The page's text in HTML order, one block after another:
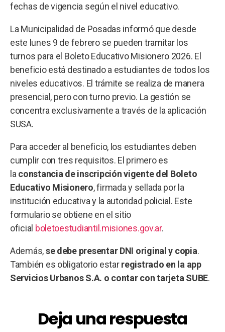
fechas de vigencia según el nivel educativo.
La Municipalidad de Posadas informó que desde
este lunes 9 de febrero se pueden tramitar los
turnos para el Boleto Educativo Misionero 2026. El
beneficio está destinado a estudiantes de todos los
niveles educativos. El trámite se realiza de manera
presencial, pero con turno previo. La gestión se
concentra exclusivamente a través de la aplicación
SUSA.
Para acceder al beneficio, los estudiantes deben
cumplir con tres requisitos. El primero es
la constancia de inscripción vigente del Boleto
Educativo Misionero, firmada y sellada por la
institución educativa y la autoridad policial. Este
formulario se obtiene en el sitio
oficial boletoestudiantil.misiones.gov.ar.
Además,se debe presentar DNI original y copia.
También es obligatorio estarregistrado en la app
Servicios Urbanos S.A. o contar con tarjeta SUBE.
Deja una respuesta